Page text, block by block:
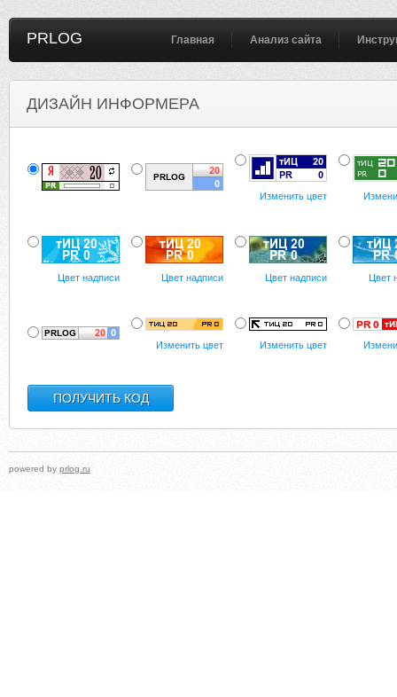
PRLOG Главная Анализ сайта
ДИЗАЙН ИНФОРМЕРА
Изменить цвет
Цвет надписи Цвет надписи Цвет надписи Цвет
Изменить цвет Изменить цвет
powered by prlog.ru